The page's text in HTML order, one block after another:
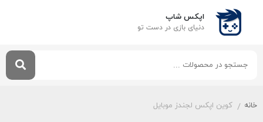
اپکس شاپ
دنیای بازی‌ در دست تو
خانه / کوین اپکس لجندز موبایل